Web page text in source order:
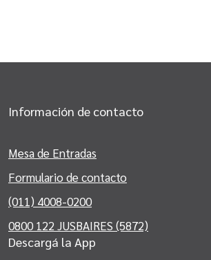
Información de contacto
Mesa de Entradas
Formulario de contacto
(011) 4008-0200
0800 122 JUSBAIRES (5872)
Descargá la App